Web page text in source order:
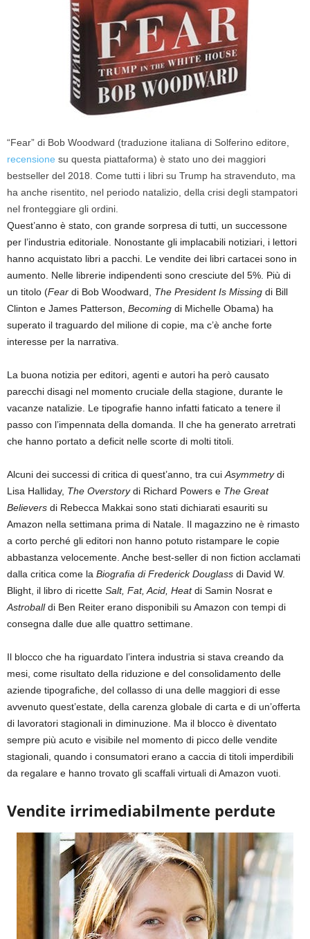
“Fear” di Bob Woodward (traduzione italiana di Solferino editore,
recensione su questa piattaforma) è stato uno dei maggiori
bestseller del 2018. Come tutti i libri su Trump ha stravenduto, ma
ha anche risentito, nel periodo natalizio, della crisi degli stampatori
nel fronteggiare gli ordini.
Quest’anno è stato, con grande sorpresa di tutti, un successone
per l’industria editoriale. Nonostante gli implacabili notiziari, i lettori
hanno acquistato libri a pacchi. Le vendite dei libri cartacei sono in
aumento. Nelle librerie indipendenti sono cresciute del 5%. Più di
un titolo (Fear di Bob Woodward, The President Is Missing di Bill
Clinton e James Patterson, Becoming di Michelle Obama) ha
superato il traguardo del milione di copie, ma c’è anche forte
interesse per la narrativa.
La buona notizia per editori, agenti e autori ha però causato
parecchi disagi nel momento cruciale della stagione, durante le
vacanze natalizie. Le tipografie hanno infatti faticato a tenere il
passo con l’impennata della domanda. Il che ha generato arretrati
che hanno portato a deficit nelle scorte di molti titoli.
Alcuni dei successi di critica di quest’anno, tra cui Asymmetrydi
Lisa Halliday, The Overstorydi Richard Powers e The Great
Believers di Rebecca Makkai sono stati dichiarati esauriti su
Amazon nella settimana prima di Natale. Il magazzino ne è rimasto
a corto perché gli editori non hanno potuto ristampare le copie
abbastanza velocemente. Anche best-seller di non fiction acclamati
dalla critica come la Biografia di Frederick Douglass di David W.
Blight, il libro di ricette Salt, Fat, Acid, Heatdi Samin Nosrat e
Astroballdi Ben Reiter erano disponibili su Amazon con tempi di
consegna dalle due alle quattro settimane.
Il blocco che ha riguardato l’intera industria si stava creando da
mesi, come risultato della riduzione e del consolidamento delle
aziende tipografiche, del collasso di una delle maggiori di esse
avvenuto quest’estate, della carenza globale di carta e di un’offerta
di lavoratori stagionali in diminuzione. Ma il blocco è diventato
sempre più acuto e visibile nel momento di picco delle vendite
stagionali, quando i consumatori erano a caccia di titoli imperdibili
da regalare e hanno trovato gli scaffali virtuali di Amazon vuoti.
Vendite irrimediabilmente perdute